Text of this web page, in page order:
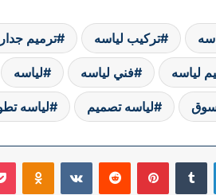
تركيب لياسه ترميم
لياسه فني لياسه لياسه
لياسه تصميم لياسه
لينكدإن بينتيريست